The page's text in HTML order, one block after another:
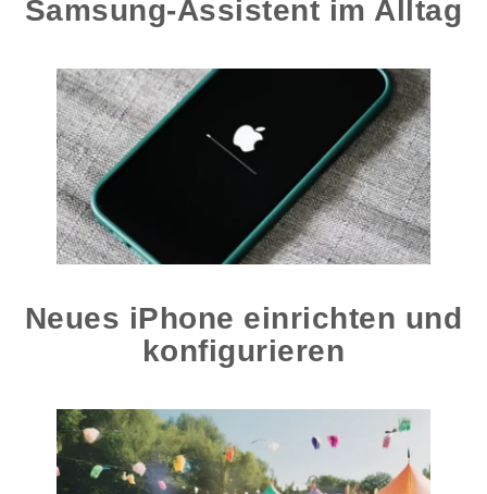
Samsung-Assistent im Alltag
Neues iPhone einrichten und
konfigurieren